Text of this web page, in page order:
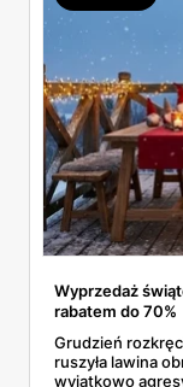
Wyprzedaż
rabatem do 70%
Grudzień
ruszyła lawina
wyjątkowo